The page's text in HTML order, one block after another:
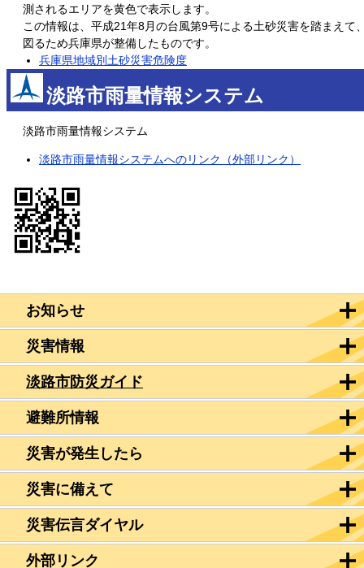
お知らせ
災害情報
淡路市防災ガイド
避難所情報
災害が発生したら
災害に備えて
災害伝言ダイヤル
外部リンク
測されるエリアを黄色で表示します。
この情報は、平成21年8月の台風第9号による土砂災害を踏まえて
図るため兵庫県が整備したものです。
兵庫県地域別土砂災害危険度
淡路市雨量情報システム
淡路市雨量情報システム
淡路市雨量情報システムへのリンク（外部リンク）